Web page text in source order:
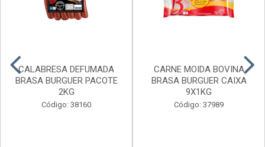
CALABRESA DEFUMADA
BRASA BURGUER PACOTE
2KG
Código: 38160
CARNE MOIDA BOVINA
BRASA BURGUER CAIXA
9X1KG
Código: 37989